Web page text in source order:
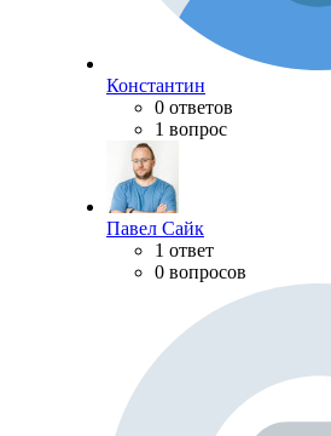
Константин
0 ответов
1 вопрос
Павел Сайк
1 ответ
0 вопросов